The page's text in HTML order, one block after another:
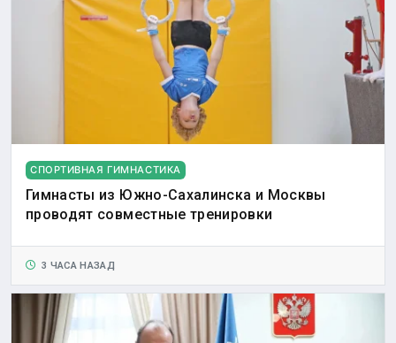
СПОРТИВНАЯ ГИМНАСТИКА
Гимнасты из Южно-Сахалинска и Москвы
проводят совместные тренировки
3 ЧАСА НАЗАД